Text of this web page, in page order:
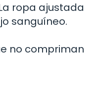
ropa ajustada
sanguíneo.
no compriman